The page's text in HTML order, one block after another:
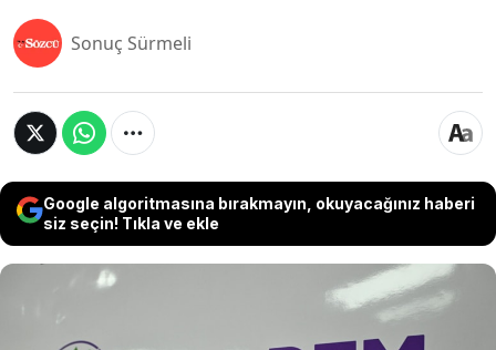
Sonuç Sürmeli
Google algoritmasına bırakmayın, okuyacağınız haberi
siz seçin! Tıkla ve ekle